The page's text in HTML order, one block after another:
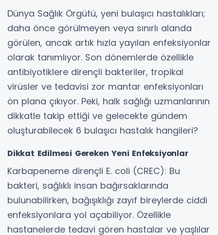
Dünya Sağlık Örgütü, yeni bulaşıcı hastalıkları;
daha önce görülmeyen veya sınırlı alanda
görülen, ancak artık hızla yayılan enfeksiyonlar
olarak tanımlıyor. Son dönemlerde özellikle
antibiyotiklere dirençli bakteriler, tropikal
virüsler ve tedavisi zor mantar enfeksiyonları
ön plana çıkıyor. Peki, halk sağlığı uzmanlarının
dikkatle takip ettiği ve gelecekte gündem
oluşturabilecek 6 bulaşıcı hastalık hangileri?
Dikkat Edilmesi Gereken Yeni Enfeksiyonlar
Karbapeneme dirençli E. coli (CREC): Bu
bakteri, sağlıklı insan bağırsaklarında
bulunabilirken, bağışıklığı zayıf bireylerde ciddi
enfeksiyonlara yol açabiliyor. Özellikle
hastanelerde tedavi gören hastalar ve yaşlılar